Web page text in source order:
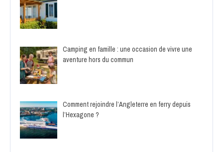
Camping en famille : une occasion de vivre une
aventure hors du commun
Comment rejoindre l’Angleterre en ferry depuis
l’Hexagone ?